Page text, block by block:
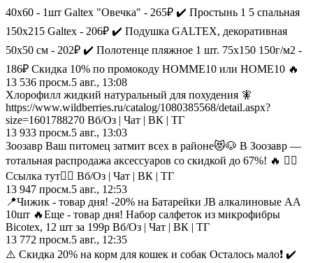
40х60 - 1шт Galtex "Овечка" - 265₽ ✔️ Простынь 1 5 спальная
150х215 Galtex - 206₽ ✔️ Подушка GALTEX, декоративная
50x50 см - 202₽ ✔️ Полотенце пляжное 1 шт. 75х150 150г/м2 -
186₽ Скидка 10% по промокоду HOMME10 или HOME10 🔥
13 536 просм.5 авг., 13:08
Хлорофилл жидкий натуральный для похудения 🧚
https://www.wildberries.ru/catalog/1080385568/detail.aspx?
size=1601788270 Вб/Оз | Чат | ВК | ТГ
13 933 просм.5 авг., 13:03
Зоозавр Ваш питомец затмит всех в районе😻🐶 В Зоозавр —
тотальная распродажа аксессуаров со скидкой до 67%! 🔥 👉🏻
Ссылка тут👈🏻 Вб/Оз | Чат | ВК | ТГ
13 947 просм.5 авг., 12:53
📍Чижик - товар дня! -20% на Батарейки JB алкалиновые АА
10шт 🔥Еще - товар дня! Набор салфеток из микрофибры
Bicotex, 12 шт за 199р Вб/Оз | Чат | ВК | ТГ
13 772 просм.5 авг., 12:35
⚠️ Cкидка 20% на корм для кошек и собак Осталось мало❗ ✔️